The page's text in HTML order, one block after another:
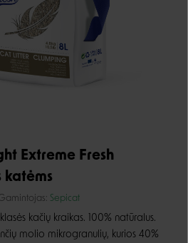
Extreme Fresh
katėms
Sepicat
kačių kraikas. 100% natūralus.
molio mikrogranulių, kurios 40%